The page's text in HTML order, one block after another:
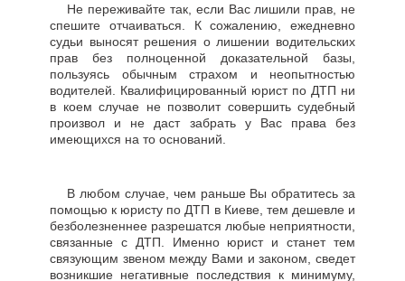
Не переживайте так, если Вас лишили прав, не
спешите отчаиваться. К сожалению, ежедневно
судьи выносят решения о лишении водительских
прав без полноценной доказательной базы,
пользуясь обычным страхом и неопытностью
водителей. Квалифицированный юрист по ДТП ни
в коем случае не позволит совершить судебный
произвол и не даст забрать у Вас права без
имеющихся на то оснований.
В любом случае, чем раньше Вы обратитесь за
помощью к юристу по ДТП в Киеве, тем дешевле и
безболезненнее разрешатся любые неприятности,
связанные с ДТП. Именно юрист и станет тем
связующим звеном между Вами и законом, сведет
возникшие негативные последствия к минимуму,